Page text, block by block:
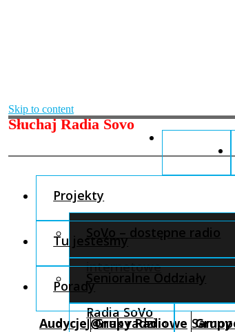
Skip to content
Słuchaj Radia Sovo
Projekty
SoVo – dostępne radio
internetowe
Tu jesteśmy
Senioralne Oddziały
Radia SoVo
Porady
J@nek radzi
Audycje Grupy Radiowe Grupy